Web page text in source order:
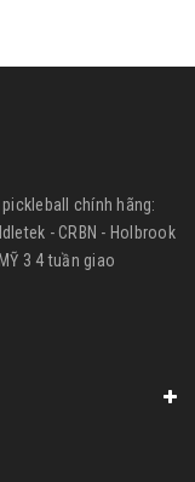
chính hãng:
- CRBN - Holbrook
3 4 tuần giao